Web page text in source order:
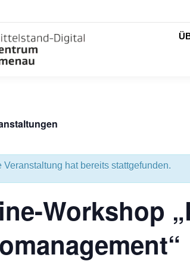
Veranstaltung hat bereits stattgefunden.
Workshop